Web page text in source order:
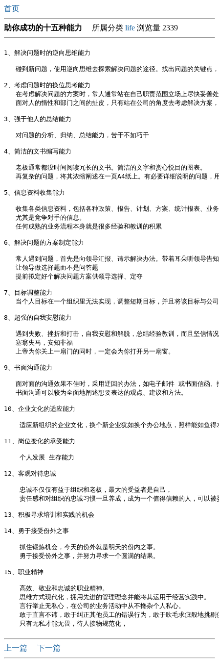
首页
助你成功的十五种能力 所属分类 life 浏览量 2339
1、解决问题时的逆向思维能力
碰到新问题，使用逆向思维去探索解决问题的途径。找出问题的关键点
2、考虑问题时的换位思考能力
在考虑解决问题的方案时，常人通常站在自己职责范围立场上尽快妥善
面对人的惰性和部门之间的扯皮，只有站在公司的角度去考虑解决方案
3、强于他人的总结能力
   对问题的分析、归纳、总结能力，苦干不如巧干
4、简洁的文书编写能力
   老板通常都没时间阅读冗长的文书。简洁的文字和赏心悦目的图表。
再复杂的问题，将其浓缩阐述在一页A4纸上。有必要详细说明的问题，
5、信息资料收集能力
收集各类信息资料，包括各种政策、报告、计划、方案、统计报表、业
   尤其是竞争对手的信息。
   任何成熟的业务流程本身就是很多经验和教训的积累
6、解决问题的方案制定能力
常人遇到问题，首先是向领导汇报、请示解决办法。带着耳朵听领导告
   让领导做选择题而不是问答题
   提前拟定好个解决问题方案供领导选择、定夺
7、目标调整能力
当个人目标在一个组织里无法实现，调整短期目标，并且将该目标与公
8、超强的自我安慰能力
遇到失败、挫折和打击，自我安慰和解脱，总结经验教训，而且坚信情
   塞翁失马，安知非福
   上帝为你关上一扇门的同时，一定会为你打开另一扇窗。
9、书面沟通能力
面对面的沟通效果不佳时，采用迂回的办法，如电子邮件 或书面信函、
   书面沟通可以较为全面地阐述想要表达的观点、建议和方法。
10、企业文化的适应能力
适应新组织的企业文化，换个新企业犹如换个办公地点，照样能如鱼
11、岗位变化的承受能力
    个人发展 生存能力
12、客观对待忠诚
    忠诚不仅仅有益于组织和老板，最大的受益者是自己，
责任感和对组织的忠诚习惯一旦养成，成为一个值得信赖的人，可以被
13、积极寻求培训和实践的机会
14、勇于接受份外之事
    抓住锻炼机会，今天的份外就是明天的份内之事。
    勇于接受份外之事，并努力寻求一个圆满的结果。
15、职业精神
    高效、敬业和忠诚的职业精神。
    思维方式现代化，拥用先进的管理理念并能将其运用于经营实践中。
    言行举止无私心，在公司的业务活动中从不搀杂个人私心。
敢于直言不讳，敢于纠正其他员工的错误行为，敢于吹毛求疵般地挑剔
上一篇 下一篇